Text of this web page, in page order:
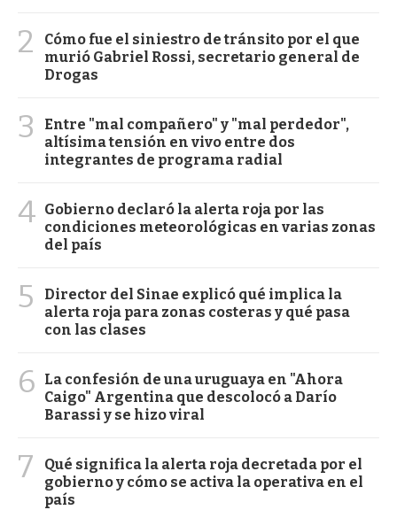
2
Cómo fue el siniestro de tránsito por el que
murió Gabriel Rossi, secretario general de
Drogas
3
Entre "mal compañero" y "mal perdedor",
altísima tensión en vivo entre dos
integrantes de programa radial
4 Gobierno declaró la alerta roja por las
condiciones meteorológicas en varias zonas
del país
5
Director del Sinae explicó qué implica la
alerta roja para zonas costeras y qué pasa
con las clases
6
La confesión de una uruguaya en "Ahora
Caigo" Argentina que descolocó a Darío
Barassi y se hizo viral
7
Qué significa la alerta roja decretada por el
gobierno y cómo se activa la operativa en el
país